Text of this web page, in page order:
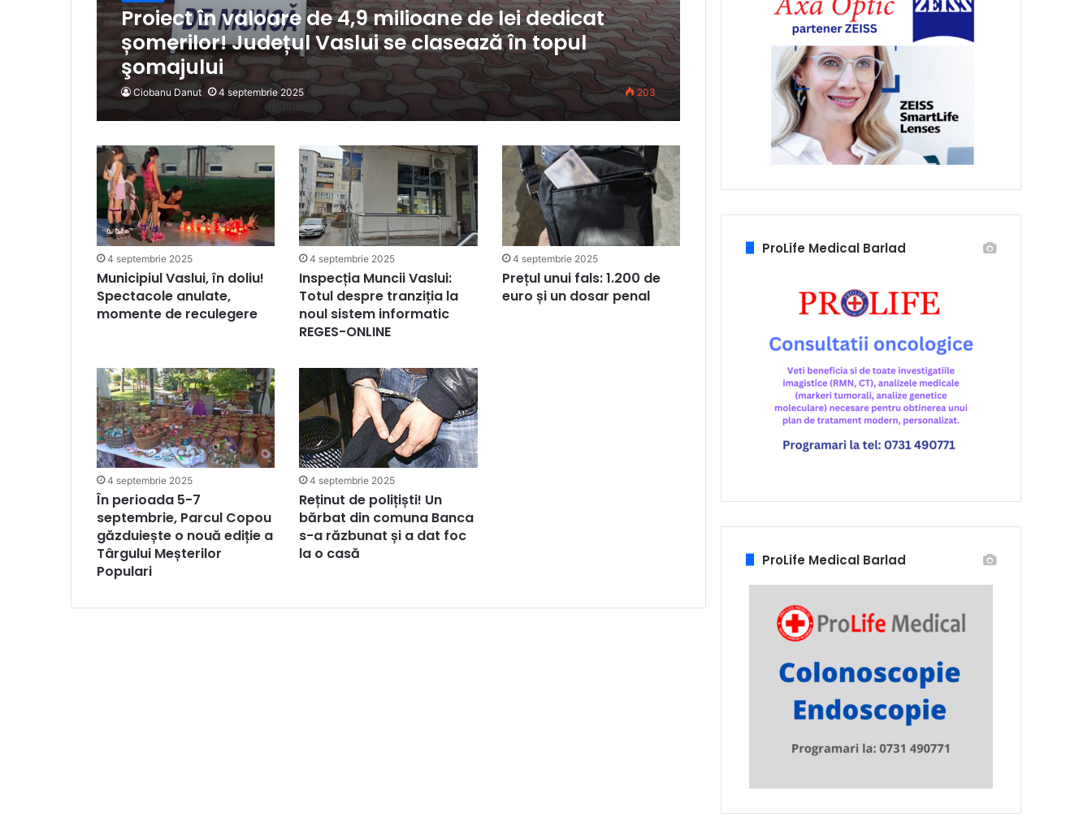
Proiect în valoare de 4,9 milioane de lei dedicat
șomerilor! Județul Vaslui se clasează în topul
şomajului
Ciobanu Danut 4 septembrie 2025 203
4 septembrie 2025
Municipiul Vaslui, în doliu!
Spectacole anulate,
momente de reculegere
4 septembrie 2025
Inspecția Muncii Vaslui:
Totul despre tranziția la
noul sistem informatic
REGES-ONLINE
4 septembrie 2025
Prețul unui fals: 1.200 de
euro și un dosar penal
4 septembrie 2025
În perioada 5-7
septembrie, Parcul Copou
găzduiește o nouă ediție a
Târgului Meșterilor
Populari
4 septembrie 2025
Reținut de polițiști! Un
bărbat din comuna Banca
s-a răzbunat și a dat foc
la o casă
ProLife Medical Barlad
ProLife Medical Barlad